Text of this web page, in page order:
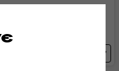
см | 3 кг | 116 л